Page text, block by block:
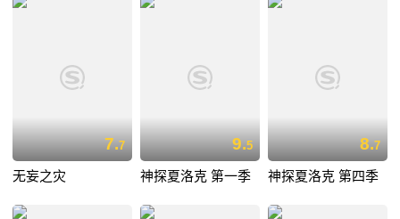
7.7
无妄之灾
9.5
神探夏洛克 第一季
8.7
神探夏洛克 第四季